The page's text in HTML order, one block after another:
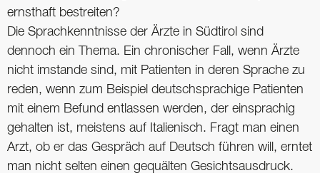
ernsthaft bestreiten?
Die Sprachkenntnisse der Ärzte in Südtirol sind
dennoch ein Thema. Ein chronischer Fall, wenn Ärzte
nicht imstande sind, mit Patienten in deren Sprache zu
reden, wenn zum Beispiel deutschsprachige Patienten
mit einem Befund entlassen werden, der einsprachig
gehalten ist, meistens auf Italienisch. Fragt man einen
Arzt, ob er das Gespräch auf Deutsch führen will, erntet
man nicht selten einen gequälten Gesichtsausdruck.